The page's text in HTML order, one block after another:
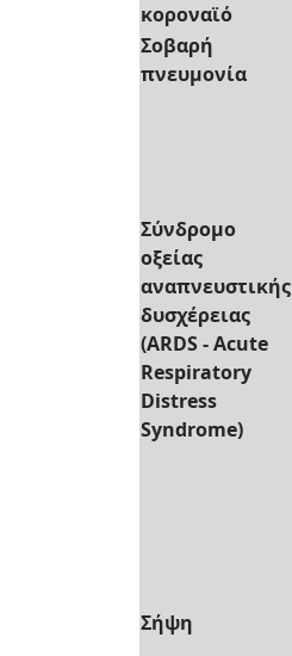
κοροναϊό
Σοβαρή
πνευμονία
Σύνδρομο
οξείας
αναπνευστικής
δυσχέρειας
(ARDS - Acute
Respiratory
Distress
Syndrome)
Σήψη